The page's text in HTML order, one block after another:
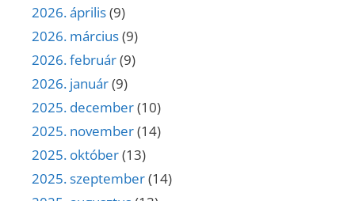
2026. április(9)
2026. március(9)
2026. február(9)
2026. január(9)
2025. december(10)
2025. november(14)
2025. október(13)
2025. szeptember(14)